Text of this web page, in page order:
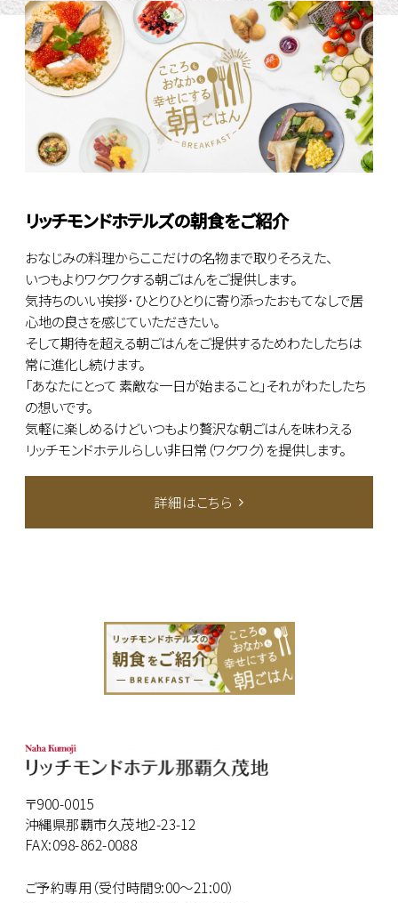
リッチモンドホテルズの朝食をご紹介
おなじみの料理からここだけの名物まで取りそろえた、
いつもよりワクワクする朝ごはんをご提供します。
気持ちのいい挨拶･ひとりひとりに寄り添ったおもてなしで居
心地の良さを感じていただきたい。
そして期待を超える朝ごはんをご提供するためわたしたちは
常に進化し続けます。
「あなたにとって 素敵な一日が始まること」それがわたしたち
の想いです。
気軽に楽しめるけどいつもより贅沢な朝ごはんを味わえる
リッチモンドホテルらしい非日常（ワクワク）を提供します。
詳細はこちら
〒900-0015
沖縄県那覇市久茂地2-23-12
FAX:098-862-0088
ご予約専用（受付時間9:00～21:00）